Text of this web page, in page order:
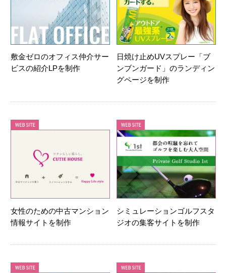
敷金ゼロのオフィス仲介サー
ビスの紹介LPを制作
日焼け止めUVスプレー「ブ
ンブンガード」のランディン
グページを制作
女性のための中古マンション
情報サイトを制作
シミュレーションゴルフスタ
ジオの集客サイトを制作